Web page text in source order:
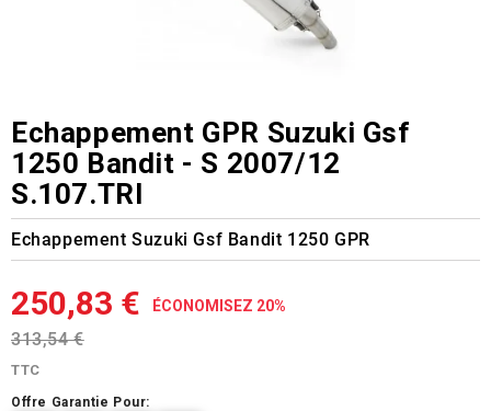
Echappement GPR Suzuki Gsf
1250 Bandit - S 2007/12
S.107.TRI
Echappement Suzuki Gsf Bandit 1250 GPR
250,83 € ÉCONOMISEZ 20%
313,54 €
TTC
Offre Garantie Pour: